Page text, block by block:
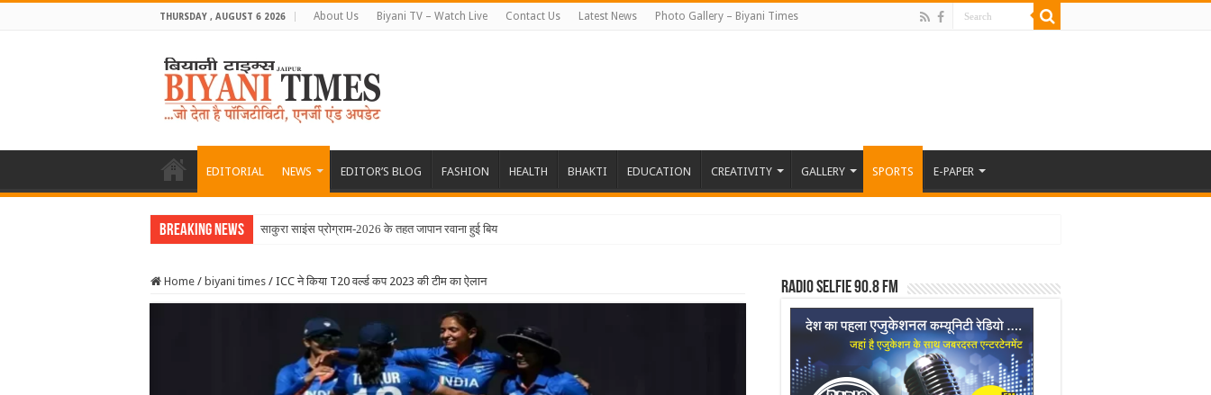
THURSDAY , AUGUST 6 2026 About Us Biyani TV – Watch Live Contact Us Latest News Photo Gallery – Biyani Times
EDITORIAL NEWS EDITOR’S BLOG FASHION HEALTH BHAKTI EDUCATION CREATIVITY GALLERY SPORTS E-PAPER
Breaking News साकुरा साइंस प्रोग्राम-2026 के तहत जापान रवाना हुई बियानी ग्रुप ऑफ कॉलेजेज
Home / biyani times / ICC ने किया T20 वर्ल्ड कप 2023 की टीम का ऐलान Radio Selfie 90.8 FM